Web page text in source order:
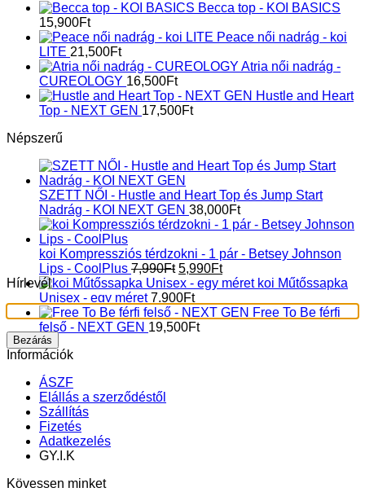
Becca top - KOI BASICS
15,900Ft
Peace női nadrág - koi
LITE 21,500Ft
Atria női nadrág -
CUREOLOGY 16,500Ft
Hustle and Heart
Top - NEXT GEN 17,500Ft
Népszerű
SZETT NŐI - Hustle and Heart Top és Jump Start
Nadrág - KOI NEXT GEN 38,000Ft
koi Kompressziós térdzokni - 1 pár - Betsey Johnson
Lips - CoolPlus 7,990Ft Original
price
was:
7,990Ft.
5,990FtCurrent
price
5,990Ft.
koi Műtőssapka
Unisex - egy méret 7,900Ft
Free To Be férfi
felső - NEXT GEN 19,500Ft
Információk
ÁSZF
Elállás a szerződéstől
Szállítás
Fizetés
Adatkezelés
GY.I.K
Kövessen minket
Hírlevél
Bezárás